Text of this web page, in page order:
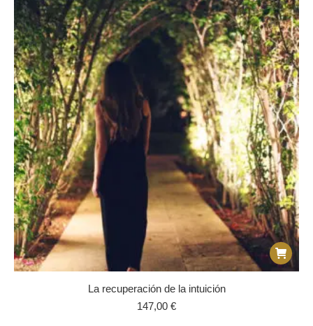
La recuperación de la intuición
147,00 €